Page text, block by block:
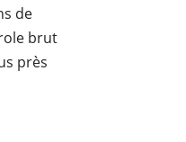
de
brut
près